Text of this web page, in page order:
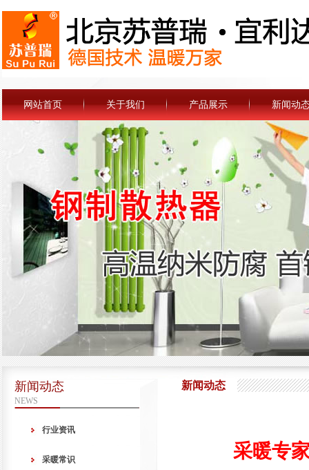
网站首页 关于我们 产品展示 新闻动
新闻动态
NEWS
行业资讯
采暖常识
新闻动态
采暖专